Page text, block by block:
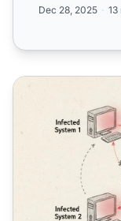
Dec 28, 2025
¿Qué es un virus